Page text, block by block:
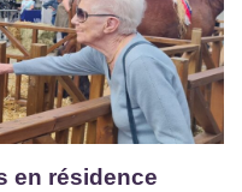
en résidence